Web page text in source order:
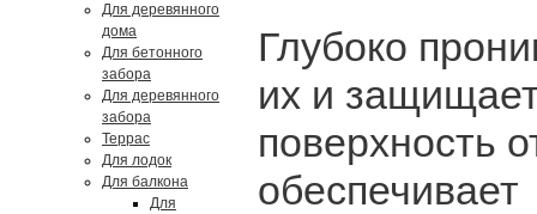
Для деревянного
дома
Для бетонного
забора
Для деревянного
забора
Террас
Для лодок
Для балкона
Для
Глубоко
их и
поверхность
обеспечивает